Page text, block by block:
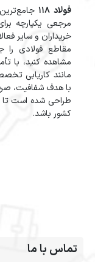
فولاد 118
مرجعی یکپارچه
مقاطع فولادی
مشاهده کنید، با
با هدف شفافیت،
طراحی شده است تا
کشور باشد.
تماس با ما